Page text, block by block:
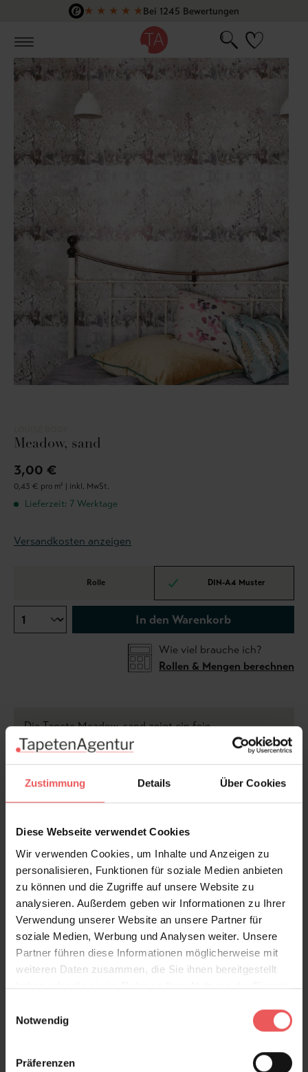
Zustimmung Details Über Cookies
Diese Webseite verwendet Cookies
Wir verwenden Cookies, um Inhalte und Anzeigen zu
personalisieren, Funktionen für soziale Medien anbieten
zu können und die Zugriffe auf unsere Website zu
analysieren. Außerdem geben wir Informationen zu Ihrer
Verwendung unserer Website an unsere Partner für
soziale Medien, Werbung und Analysen weiter. Unsere
Partner führen diese Informationen möglicherweise mit
weiteren Daten zusammen, die Sie ihnen bereitgestellt
haben oder die sie im Rahmen Ihrer Nutzung der Dienste
Notwendig
Präferenzen
Zum Hauptinhalt springen
★ ★ ★ ★ ★Bei 1245 Bewertungen
Meadow, sand
3,00 €
0,43 € pro m² | inkl. MwSt.
Lieferzeit: 7 Werktage
Versandkosten anzeigen
Rolle DIN-A4 Muster
In den Warenkorb
Wie viel brauche ich?
Rollen & Mengen berechnen
Die Tapete Meadow, sand zeigt ein fein
ausgearbeitetes, naturinspiriertes Design der
die dezente, leicht verwitterte Patina, die der
Oberfläche Tiefe und eine ruhige, warme
kleine Schmetterlinge setzen feine Akzente und
wirken. Die Tapete wird exklusiv von der
TapetenAgentur produziert und als Tapetenrolle
angeboten. Sie eignet sich besonders für gemütliche
Wohnräume und für alle, die ein individuelles Interior
mit Persönlichkeit schätzen.
Produktdetails